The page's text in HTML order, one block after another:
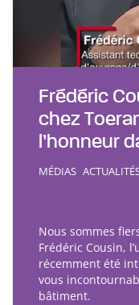
Frédéric
chez
l’honneur
MÉDIAS
Nous sommes
Frédéric Cousin,
récemment été
vous
bâtiment.